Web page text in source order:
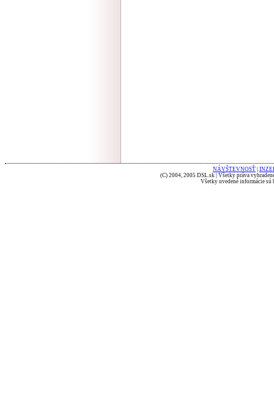
NÁVŠTEVNOSŤ
(C) 2004, 2005 DSL.sk | Všetky práva
Všetky uvedené informácie sú